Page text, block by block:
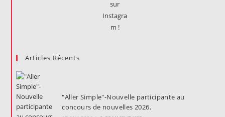
Articles Récents
"Aller Simple"-Nouvelle participante au
concours de nouvelles 2026.